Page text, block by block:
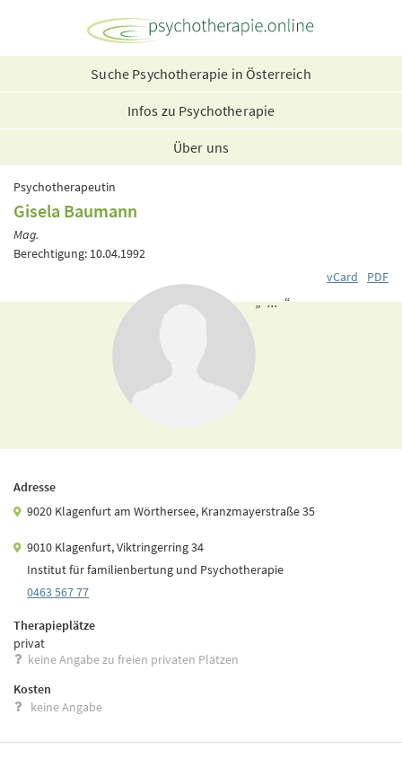
Suche Psychotherapie in Österreich
Infos zu Psychotherapie
Über uns
Psychotherapeutin
Gisela Baumann
Mag.
Berechtigung: 10.04.1992
vCard
PDF
„ ... “
Adresse
9020 Klagenfurt am Wörthersee, Kranzmayerstraße 35
9010 Klagenfurt, Viktringerring 34
Institut für familienbertung und Psychotherapie
0463 567 77
Therapieplätze
privat
keine Angabe zu freien privaten Plätzen
Kosten
keine Angabe